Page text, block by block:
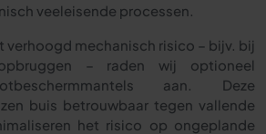
veeleisende processen.
verhoogd mechanisch risico – bijv. bij
– raden wij optioneel
aan. Deze
buis betrouwbaar tegen vallende
het risico op ongeplande